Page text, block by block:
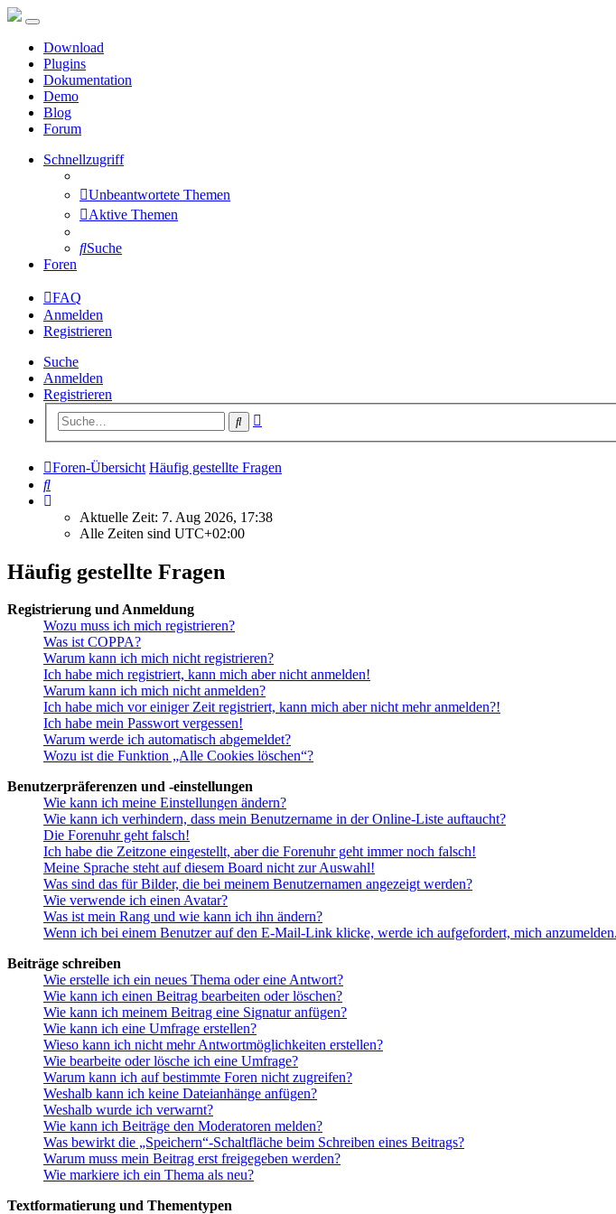
Download
Plugins
Dokumentation
Demo
Blog
Forum
Schnellzugriff
Unbeantwortete Themen
Aktive Themen
Suche
Foren
FAQ
Anmelden
Registrieren
Suche
Anmelden
Registrieren
Suche
Foren-Übersicht Häufig gestellte Fragen
Suche
Aktuelle Zeit: 7. Aug 2026, 17:38
Alle Zeiten sind UTC+02:00
Häufig gestellte Fragen
Registrierung und Anmeldung
Wozu muss ich mich registrieren?
Was ist COPPA?
Warum kann ich mich nicht registrieren?
Ich habe mich registriert, kann mich aber nicht anmelden!
Warum kann ich mich nicht anmelden?
Ich habe mich vor einiger Zeit registriert, kann mich aber nicht mehr anmelden?!
Ich habe mein Passwort vergessen!
Warum werde ich automatisch abgemeldet?
Wozu ist die Funktion „Alle Cookies löschen“?
Benutzerpräferenzen und -einstellungen
Wie kann ich meine Einstellungen ändern?
Wie kann ich verhindern, dass mein Benutzername in der Online-Liste auftaucht?
Die Forenuhr geht falsch!
Ich habe die Zeitzone eingestellt, aber die Forenuhr geht immer noch falsch!
Meine Sprache steht auf diesem Board nicht zur Auswahl!
Was sind das für Bilder, die bei meinem Benutzernamen angezeigt werden?
Wie verwende ich einen Avatar?
Was ist mein Rang und wie kann ich ihn ändern?
Wenn ich bei einem Benutzer auf den E-Mail-Link klicke, werde ich aufgefordert, mich anzumelden.
Beiträge schreiben
Wie erstelle ich ein neues Thema oder eine Antwort?
Wie kann ich einen Beitrag bearbeiten oder löschen?
Wie kann ich meinem Beitrag eine Signatur anfügen?
Wie kann ich eine Umfrage erstellen?
Wieso kann ich nicht mehr Antwortmöglichkeiten erstellen?
Wie bearbeite oder lösche ich eine Umfrage?
Warum kann ich auf bestimmte Foren nicht zugreifen?
Weshalb kann ich keine Dateianhänge anfügen?
Weshalb wurde ich verwarnt?
Wie kann ich Beiträge den Moderatoren melden?
Was bewirkt die „Speichern“-Schaltfläche beim Schreiben eines Beitrags?
Warum muss mein Beitrag erst freigegeben werden?
Wie markiere ich ein Thema als neu?
Textformatierung und Thementypen